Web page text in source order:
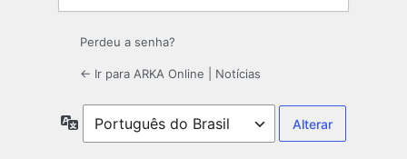
Perdeu a senha?
← Ir para ARKA Online | Notícias
Idioma